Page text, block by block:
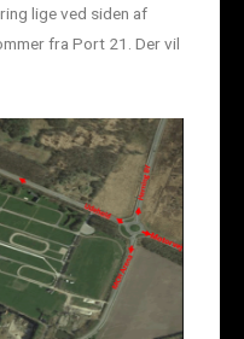
lige ved siden af
fra Port 21. Der vil